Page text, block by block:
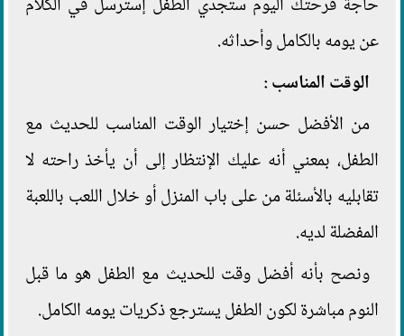
حاجة فرحتك اليوم ستجدي الطفل إسترسل في الكلام
عن يومه بالكامل وأحداثه.
الوقت المناسب :
من الأفضل حسن إختيار الوقت المناسب للحديث مع
الطفل، بمعني أنه عليك الإنتظار إلى أن يأخذ راحته لا
تقابليه بالأسئلة من على باب المنزل أو خلال اللعب باللعبة
المفضلة لديه.
ونصح بأنه أفضل وقت للحديث مع الطفل هو ما قبل
النوم مباشرة لكون الطفل يسترجع ذكريات يومه الكامل.